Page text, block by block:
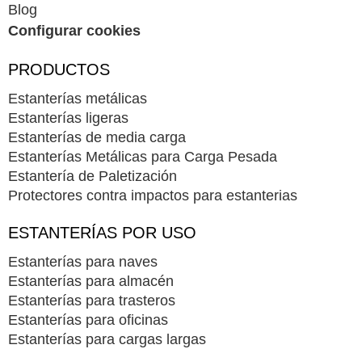
Blog
Configurar cookies
PRODUCTOS
Estanterías metálicas
Estanterías ligeras
Estanterías de media carga
Estanterías Metálicas para Carga Pesada
Estantería de Paletización
Protectores contra impactos para estanterias
ESTANTERÍAS POR USO
Estanterías para naves
Estanterías para almacén
Estanterías para trasteros
Estanterías para oficinas
Estanterías para cargas largas